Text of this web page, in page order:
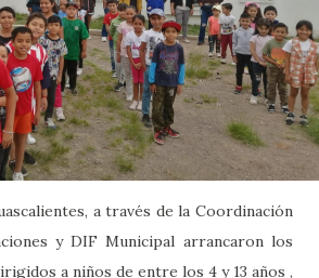
a través de la Coordinación
y DIF Municipal arrancaron los
a niños de entre los 4 y 13 años ,